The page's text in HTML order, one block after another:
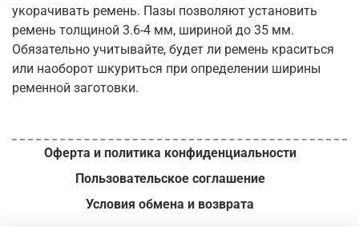
укорачивать ремень. Пазы позволяют установить
ремень толщиной 3.6-4 мм, шириной до 35 мм.
Обязательно учитывайте, будет ли ремень краситься
или наоборот шкуриться при определении ширины
ременной заготовки.
Оферта и политика конфиденциальности
Пользовательское соглашение
Условия обмена и возврата